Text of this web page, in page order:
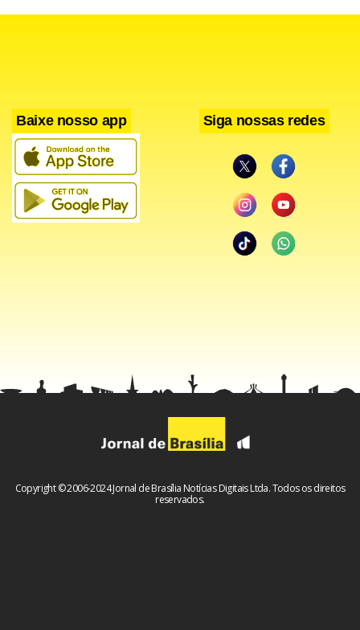
Baixe nosso app Siga nossas redes
Copyright © 2006-2024 Jornal de Brasília Notícias Digitais Ltda. Todos os direitos
reservados.